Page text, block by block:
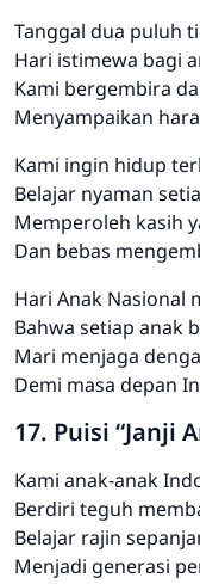
Tanggal dua puluh
Hari istimewa bagi
Kami bergembira
Menyampaikan
Kami ingin hidup
Belajar nyaman
Memperoleh kasih
Dan bebas
Hari Anak Nasional
Bahwa setiap anak
Mari menjaga
Demi masa depan
17. Puisi “Janji
Kami anak-anak
Berdiri teguh
Belajar rajin
Menjadi generasi